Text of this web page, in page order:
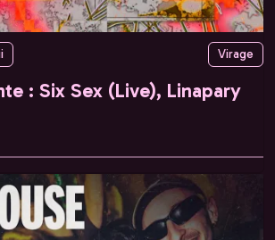
Virage
: Six Sex (Live), Linapary